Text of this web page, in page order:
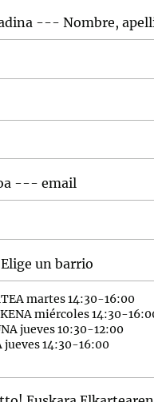
--- Nombre,
--- email
un barrio